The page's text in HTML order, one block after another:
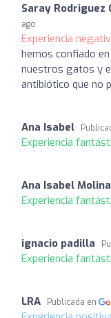
Saray Rodriguez
ago
Experiencia
hemos confiado
nuestros gatos y
antibiótico que no
Ana Isabel
Experiencia
Ana Isabel
Experiencia
ignacio padilla
Experiencia
LRA Publicada en